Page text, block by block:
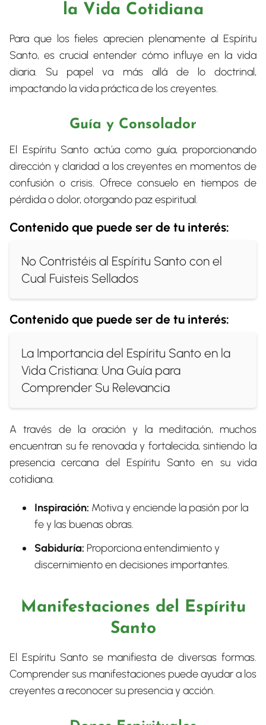
la Vida Cotidiana
Para que los fieles aprecien plenamente al Espíritu
Santo, es crucial entender cómo influye en la vida
diaria. Su papel va más allá de lo doctrinal,
impactando la vida práctica de los creyentes.
Guía y Consolador
El Espíritu Santo actúa como guía, proporcionando
dirección y claridad a los creyentes en momentos de
confusión o crisis. Ofrece consuelo en tiempos de
pérdida o dolor, otorgando paz espiritual.
Contenido que puede ser de tu interés:
No Contristéis al Espíritu Santo con el
Cual Fuisteis Sellados
Contenido que puede ser de tu interés:
La Importancia del Espíritu Santo en la
Vida Cristiana: Una Guía para
Comprender Su Relevancia
A través de la oración y la meditación, muchos
encuentran su fe renovada y fortalecida, sintiendo la
presencia cercana del Espíritu Santo en su vida
cotidiana.
Inspiración: Motiva y enciende la pasión por la
fe y las buenas obras.
Sabiduría: Proporciona entendimiento y
discernimiento en decisiones importantes.
Manifestaciones del Espíritu
Santo
El Espíritu Santo se manifiesta de diversas formas.
Comprender sus manifestaciones puede ayudar a los
creyentes a reconocer su presencia y acción.